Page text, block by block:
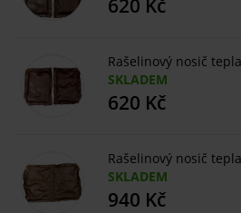
620 Kč
Rašelinový nosič
SKLADEM
620 Kč
Rašelinový nosič
SKLADEM
940 Kč